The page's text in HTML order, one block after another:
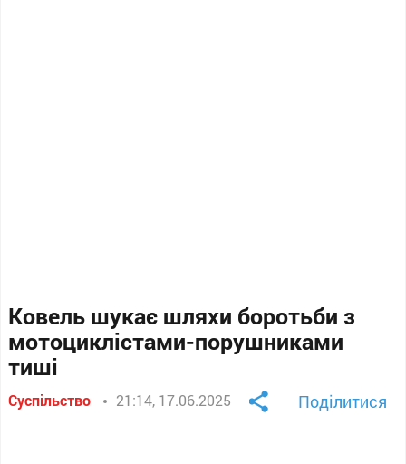
Ковель шукає шляхи боротьби з
мотоциклістами-порушниками
тиші
Суспільство 21:14, 17.06.2025 Поділитися